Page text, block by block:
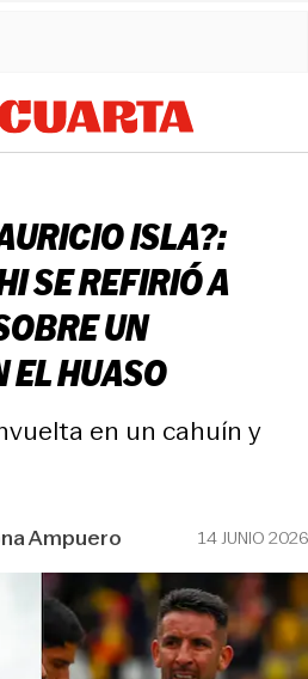
ISLA?:
SE REFIRIÓ A
UN
EL HUASO
en un cahuín y
Ampuero 14 JUNIO 2026